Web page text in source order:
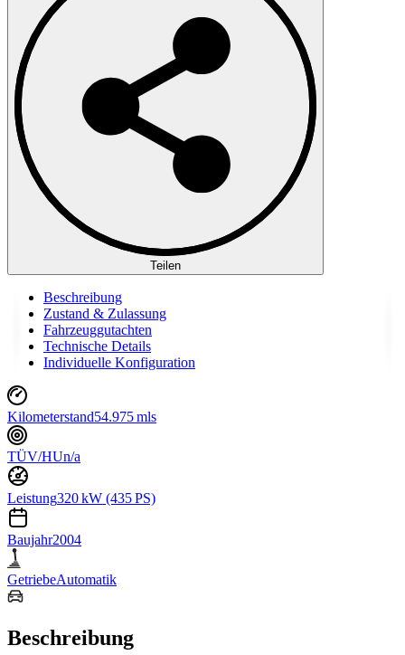
Teilen
Beschreibung
Zustand & Zulassung
Fahrzeuggutachten
Technische Details
Individuelle Konfiguration
Kilometerstand54.975 mls
TÜV/HUn/a
Leistung320 kW (435 PS)
Baujahr2004
GetriebeAutomatik
Beschreibung